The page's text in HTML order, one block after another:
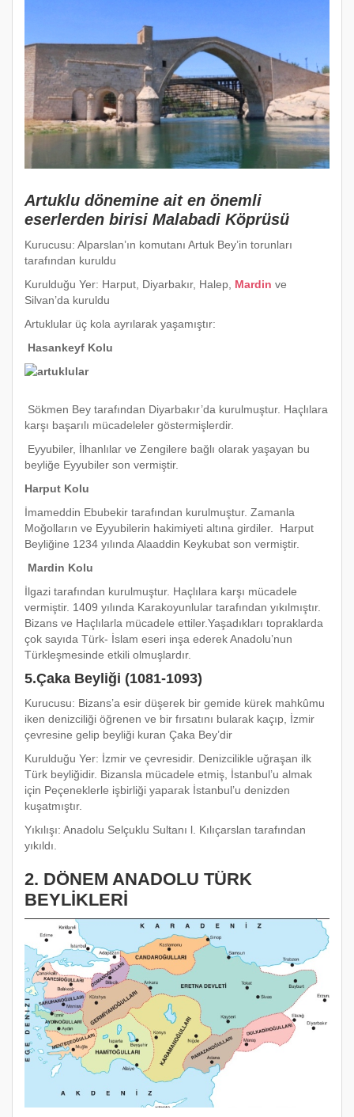
Artuklu dönemine ait en önemli
eserlerden birisi Malabadi Köprüsü
Kurucusu: Alparslan’ın komutanı Artuk Bey’in torunları
tarafından kuruldu
Kurulduğu Yer: Harput, Diyarbakır, Halep, Mardin ve
Silvan’da kuruldu
Artuklular üç kola ayrılarak yaşamıştır:
Hasankeyf Kolu
Sökmen Bey tarafından Diyarbakır’da kurulmuştur. Haçlılara
karşı başarılı mücadeleler göstermişlerdir.
Eyyubiler, İlhanlılar ve Zengilere bağlı olarak yaşayan bu
beyliğe Eyyubiler son vermiştir.
Harput Kolu
İmameddin Ebubekir tarafından kurulmuştur. Zamanla
Moğolların ve Eyyubilerin hakimiyeti altına girdiler. Harput
Beyliğine 1234 yılında Alaaddin Keykubat son vermiştir.
Mardin Kolu
İlgazi tarafından kurulmuştur. Haçlılara karşı mücadele
vermiştir. 1409 yılında Karakoyunlular tarafından yıkılmıştır.
Bizans ve Haçlılarla mücadele ettiler.Yaşadıkları topraklarda
çok sayıda Türk- İslam eseri inşa ederek Anadolu’nun
Türkleşmesinde etkili olmuşlardır.
5.Çaka Beyliği (1081-1093)
Kurucusu: Bizans’a esir düşerek bir gemide kürek mahkûmu
iken denizciliği öğrenen ve bir fırsatını bularak kaçıp, İzmir
çevresine gelip beyliği kuran Çaka Bey’dir
Kurulduğu Yer: İzmir ve çevresidir. Denizcilikle uğraşan ilk
Türk beyliğidir. Bizansla mücadele etmiş, İstanbul’u almak
için Peçeneklerle işbirliği yaparak İstanbul’u denizden
kuşatmıştır.
Yıkılışı: Anadolu Selçuklu Sultanı l. Kılıçarslan tarafından
yıkıldı.
2. DÖNEM ANADOLU TÜRK
BEYLİKLERİ